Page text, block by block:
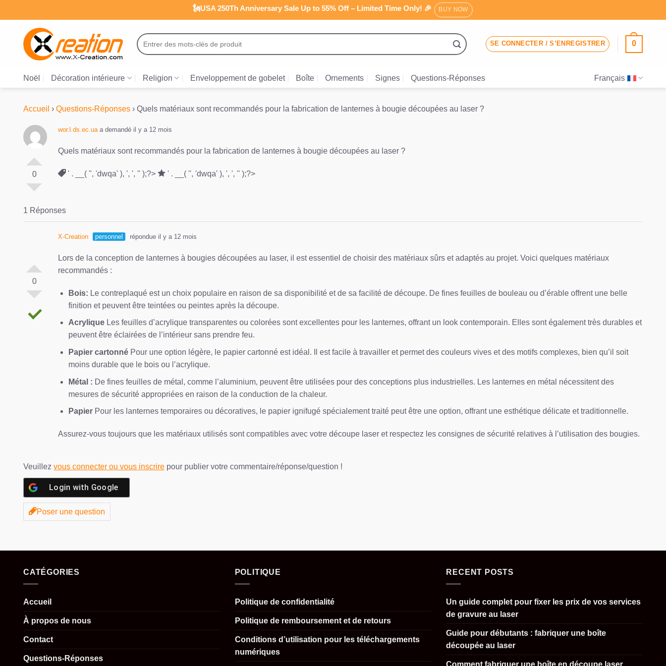
au
🗽USA 250Th Anniversary Sale Up to 55% Off – Limited Time Only! 🎉 BUY NOW
Recherche
pour :
SE CONNECTER / S’ENREGISTRER 0
Noël Décoration intérieure Religion Enveloppement de gobelet Boîte Ornements Signes Questions-Réponses Français
Accueil › Questions-Réponses › Quels matériaux sont recommandés pour la fabrication de lanternes à bougie découpées au laser ?
0
wor.l.ds.ec.uaa demandé il y a 12 mois
Quels matériaux sont recommandés pour la fabrication de lanternes à bougie découpées au laser ?
' . __( '', 'dwqa' ), ', ', '' );?> ' . __( '', 'dwqa' ), ', ', '' );?>
1 Réponses
0
X-Creation personnel répondue il y a 12 mois
Lors de la conception de lanternes à bougies découpées au laser, il est essentiel de choisir des matériaux sûrs et adaptés au projet. Voici quelques matériaux
recommandés :
Bois: Le contreplaqué est un choix populaire en raison de sa disponibilité et de sa facilité de découpe. De fines feuilles de bouleau ou d’érable offrent une belle
finition et peuvent être teintées ou peintes après la découpe.
AcryliqueLes feuilles d’acrylique transparentes ou colorées sont excellentes pour les lanternes, offrant un look contemporain. Elles sont également très durables et
peuvent être éclairées de l’intérieur sans prendre feu.
Papier cartonnéPour une option légère, le papier cartonné est idéal. Il est facile à travailler et permet des couleurs vives et des motifs complexes, bien qu’il soit
moins durable que le bois ou l’acrylique.
Métal : De fines feuilles de métal, comme l’aluminium, peuvent être utilisées pour des conceptions plus industrielles. Les lanternes en métal nécessitent des
mesures de sécurité appropriées en raison de la conduction de la chaleur.
PapierPour les lanternes temporaires ou décoratives, le papier ignifugé spécialement traité peut être une option, offrant une esthétique délicate et traditionnelle.
Assurez-vous toujours que les matériaux utilisés sont compatibles avec votre découpe laser et respectez les consignes de sécurité relatives à l’utilisation des bougies.
Veuillez vous connecter ou vous inscrire pour publier votre commentaire/réponse/question !
Login with Google
Poser une question
CATÉGORIES
Accueil
À propos de nous
Contact
Questions-Réponses
POLITIQUE
Politique de confidentialité
Politique de remboursement et de retours
Conditions d’utilisation pour les téléchargements
numériques
RECENT POSTS
Un guide complet pour fixer les prix de vos services
de gravure au laser
Guide pour débutants : fabriquer une boîte
découpée au laser